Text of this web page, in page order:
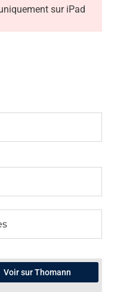
sur iPad
Voir sur Thomann